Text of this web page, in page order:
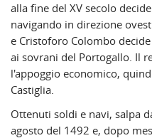
alla fine del XV secolo
navigando in direzione
e Cristoforo Colombo
ai sovrani del Portogallo. Il
l'appoggio economico,
Castiglia.
Ottenuti soldi e navi, salpa
agosto del 1492 e, dopo